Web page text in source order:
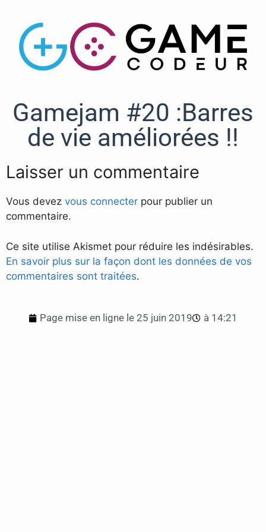
Gamejam #20 :Barres
de vie améliorées !!
Laisser un commentaire
Vous devez vous connecter pour publier un
commentaire.
Ce site utilise Akismet pour réduire les indésirables.
En savoir plus sur la façon dont les données de vos
commentaires sont traitées.
Page mise en ligne le 25 juin 2019 à 14:21